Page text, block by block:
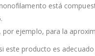
está
por ejemplo, para la
este producto es